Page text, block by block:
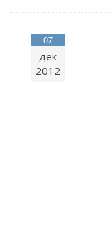
07
дек
2012